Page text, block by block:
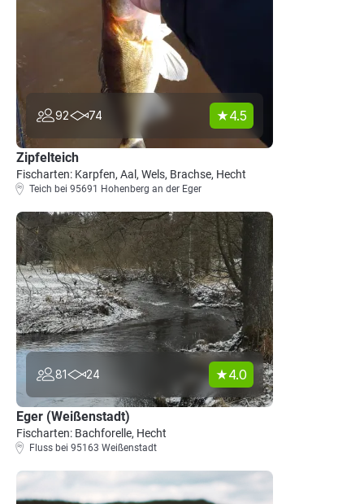
92 74 4.5
Zipfelteich
Fischarten: Karpfen, Aal, Wels, Brachse, Hecht
Teich bei 95691 Hohenberg an der Eger
81 24 4.0
Eger (Weißenstadt)
Fischarten: Bachforelle, Hecht
Fluss bei 95163 Weißenstadt